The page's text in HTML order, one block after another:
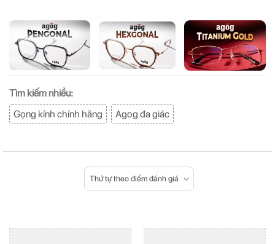
Tìm kiếm nhiều:
Gọng kính chính hãng
Agog đa giác
Thứ tự theo điểm đánh giá